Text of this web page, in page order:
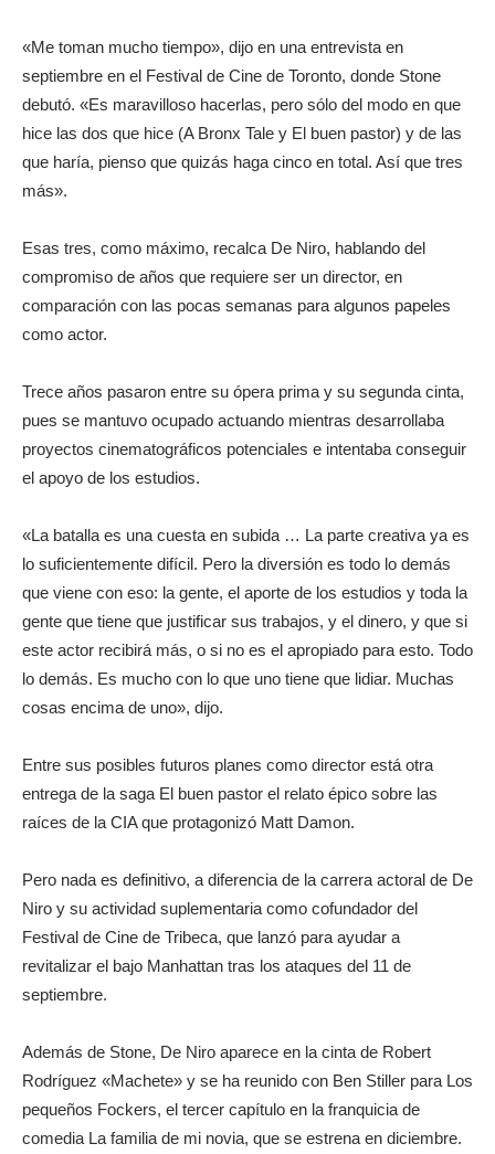
«Me toman mucho tiempo», dijo en una entrevista en
septiembre en el Festival de Cine de Toronto, donde Stone
debutó. «Es maravilloso hacerlas, pero sólo del modo en que
hice las dos que hice (A Bronx Tale y El buen pastor) y de las
que haría, pienso que quizás haga cinco en total. Así que tres
más».
Esas tres, como máximo, recalca De Niro, hablando del
compromiso de años que requiere ser un director, en
comparación con las pocas semanas para algunos papeles
como actor.
Trece años pasaron entre su ópera prima y su segunda cinta,
pues se mantuvo ocupado actuando mientras desarrollaba
proyectos cinematográficos potenciales e intentaba conseguir
el apoyo de los estudios.
«La batalla es una cuesta en subida … La parte creativa ya es
lo suficientemente difícil. Pero la diversión es todo lo demás
que viene con eso: la gente, el aporte de los estudios y toda la
gente que tiene que justificar sus trabajos, y el dinero, y que si
este actor recibirá más, o si no es el apropiado para esto. Todo
lo demás. Es mucho con lo que uno tiene que lidiar. Muchas
cosas encima de uno», dijo.
Entre sus posibles futuros planes como director está otra
entrega de la saga El buen pastor el relato épico sobre las
raíces de la CIA que protagonizó Matt Damon.
Pero nada es definitivo, a diferencia de la carrera actoral de De
Niro y su actividad suplementaria como cofundador del
Festival de Cine de Tribeca, que lanzó para ayudar a
revitalizar el bajo Manhattan tras los ataques del 11 de
septiembre.
Además de Stone, De Niro aparece en la cinta de Robert
Rodríguez «Machete» y se ha reunido con Ben Stiller para Los
pequeños Fockers, el tercer capítulo en la franquicia de
comedia La familia de mi novia, que se estrena en diciembre.